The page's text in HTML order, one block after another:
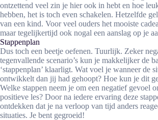
ontzettend veel zin je hier ook in hebt en hoe
hebben, het is toch even schakelen. Hetzelfde
van een kind. Voor veel ouders het mooiste
maar tegelijkertijd ook nogal een aanslag op je
Stappenplan
Dus toch een beetje oefenen. Tuurlijk. Zeker
tegenvallende scenario’s kun je makkelijker de
‘stappenplan’ klaarligt. Wat voel je wanneer de
ontwikkelt dan jij had gehoopt? Hoe kun je dit
Welke stappen neem je om een negatief gevoel
positieve les? Door na iedere ervaring deze
ontdekken dat je na verloop van tijd anders
situaties. Je bent gegroeid!